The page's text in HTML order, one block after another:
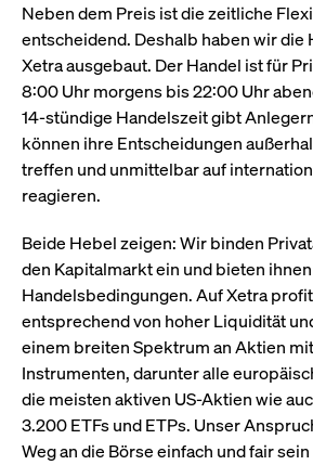
Neben dem Preis ist die zeitliche
entscheidend. Deshalb haben wir die
Xetra ausgebaut. Der Handel ist für
8:00 Uhr morgens bis 22:00 Uhr
14-stündige Handelszeit gibt
können ihre Entscheidungen
treffen und unmittelbar auf
reagieren.
Beide Hebel zeigen: Wir binden
den Kapitalmarkt ein und bieten
Handelsbedingungen. Auf Xetra
entsprechend von hoher Liquidität
einem breiten Spektrum an Aktien
Instrumenten, darunter alle
die meisten aktiven US-Aktien wie
3.200 ETFs und ETPs. Unser
Weg an die Börse einfach und fair